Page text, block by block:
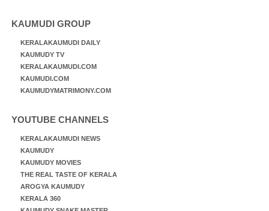
KAUMUDI GROUP
KERALAKAUMUDI DAILY
KAUMUDY TV
KERALAKAUMUDI.COM
KAUMUDI.COM
KAUMUDYMATRIMONY.COM
YOUTUBE CHANNELS
KERALAKAUMUDI NEWS
KAUMUDY
KAUMUDY MOVIES
THE REAL TASTE OF KERALA
AROGYA KAUMUDY
KERALA 360